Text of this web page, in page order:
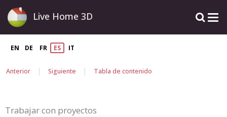
Live Home 3D
EN DE FR ES IT
Anterior | Siguiente | Tabla de contenido
Trabajar con proyectos